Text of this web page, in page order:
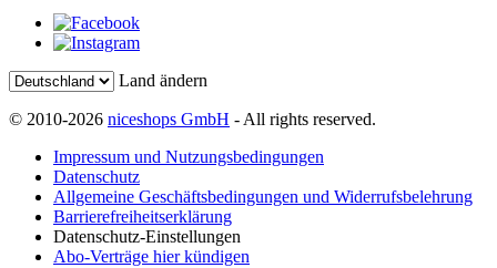
Land ändern
© 2010-2026 niceshops GmbH - All rights reserved.
Impressum und Nutzungsbedingungen
Datenschutz
Allgemeine Geschäftsbedingungen und Widerrufsbelehrung
Barrierefreiheitserklärung
Datenschutz-Einstellungen
Abo-Verträge hier kündigen